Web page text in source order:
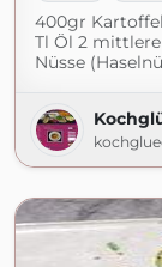
400gr
Tl Öl 2
Nüsse